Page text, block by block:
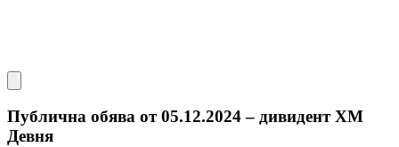
Публична обява от 05.12.2024 – дивидент ХМ
Девня